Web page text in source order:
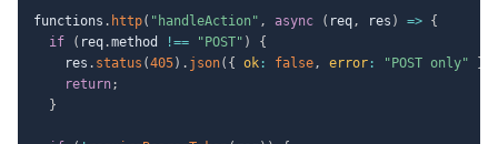
functions . http( "handleAction" , async ( req, res ) => {
if
( req.method !== "POST" )
{
    res
. status (405) . json( { ok : false, error : "POST only" }
return;
}